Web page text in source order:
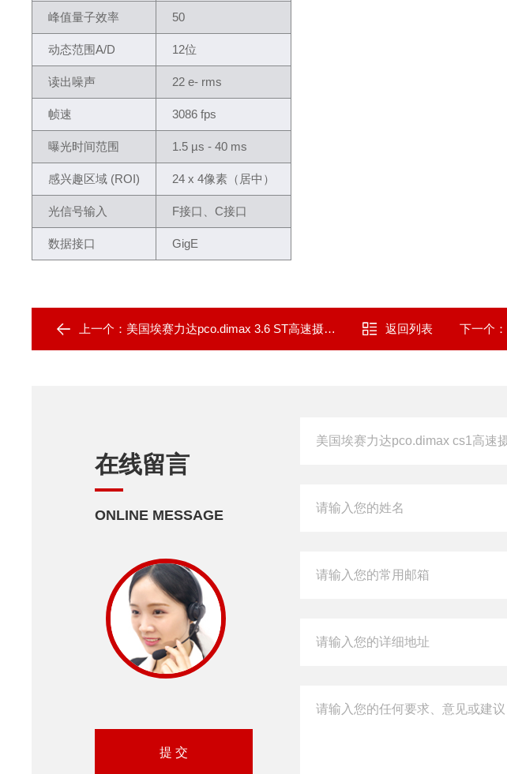
峰值量子效率 50
动态范围A/D 12位
读出噪声 22 e- rms
帧速 3086 fps
曝光时间范围 1.5 µs - 40 ms
感兴趣区域 (ROI) 24 x 4像素（居中）
光信号输入 F接口、C接口
数据接口 GigE
上一个： 美国埃赛力达pco.dimax 3.6 ST高速摄像机 返回列表 下一个：
在线留言
ONLINE MESSAGE